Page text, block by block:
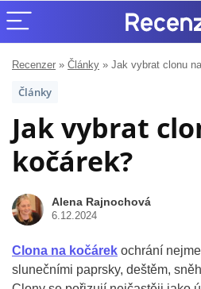
Recenzer » Články » Jak vybrat clonu
Články
Jak vybrat
kočárek?
Alena Rajnochová
6.12.2024
Clona na kočárek ochrání
slunečními paprsky, deštěm,